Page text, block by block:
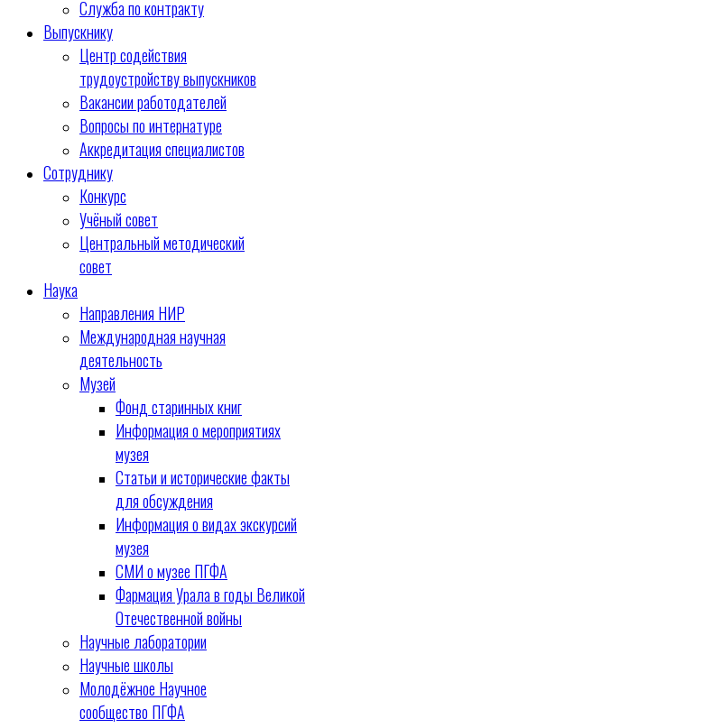
Служба по контракту
Выпускнику
Центр содействия
трудоустройству выпускников
Вакансии работодателей
Вопросы по интернатуре
Аккредитация специалистов
Сотруднику
Конкурс
Учёный совет
Центральный методический
совет
Наука
Направления НИР
Международная научная
деятельность
Музей
Фонд старинных книг
Информация о мероприятиях
музея
Статьи и исторические факты
для обсуждения
Информация о видах экскурсий
музея
СМИ о музее ПГФА
Фармация Урала в годы Великой
Отечественной войны
Научные лаборатории
Научные школы
Молодёжное Научное
сообщество ПГФА